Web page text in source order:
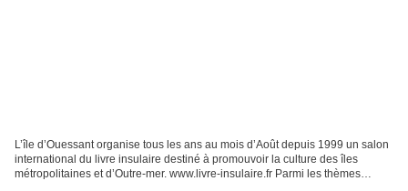
L’île d’Ouessant organise tous les ans au mois d’Août depuis 1999 un salon
international du livre insulaire destiné à promouvoir la culture des îles
métropolitaines et d’Outre-mer. www.livre-insulaire.fr Parmi les thèmes